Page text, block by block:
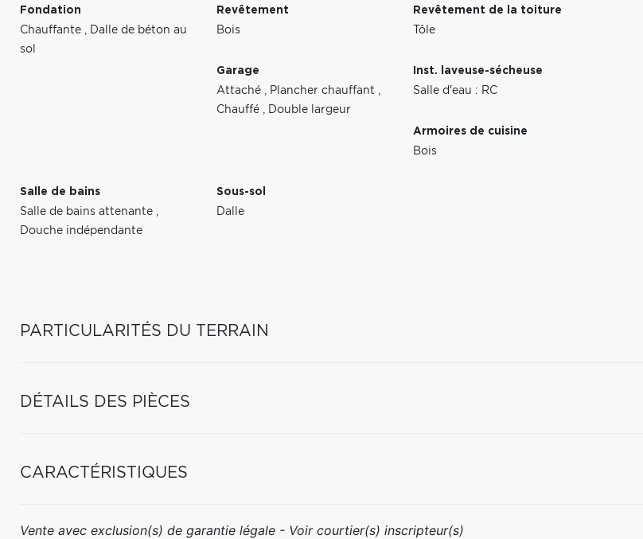
Fondation
Chauffante , Dalle de béton au
sol
Revêtement
Bois
Revêtement de la toiture
Tôle
Garage
Attaché , Plancher chauffant ,
Chauffé , Double largeur
Inst. laveuse-sécheuse
Salle d'eau : RC
Armoires de cuisine
Bois
Salle de bains
Salle de bains attenante ,
Douche indépendante
Sous-sol
Dalle
PARTICULARITÉS DU TERRAIN
DÉTAILS DES PIÈCES
CARACTÉRISTIQUES
Vente avec exclusion(s) de garantie légale - Voir courtier(s) inscripteur(s)